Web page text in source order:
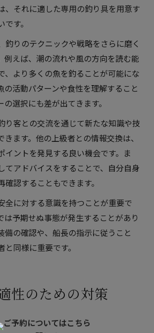
、それに適した専用の釣り具を用意す
す。
釣りのテクニックや戦略をさらに磨く
例えば、潮の流れや風の方向を読む能
、より多くの魚を釣ることが可能にな
の活動パターンや食性を理解すること
選択にも差が出てきます。
り客との交流を通じて新たな知識や技
ます。他の上級者との情報交換は、
イントを発見する良い機会です。ま
てアドバイスをすることで、自分自身
確認することもできます。
全に対する意識を持つことが重要で
は予期せぬ事態が発生することがあり
備の確認や、船長の指示に従うこと
同様に重要です。
性のための対策